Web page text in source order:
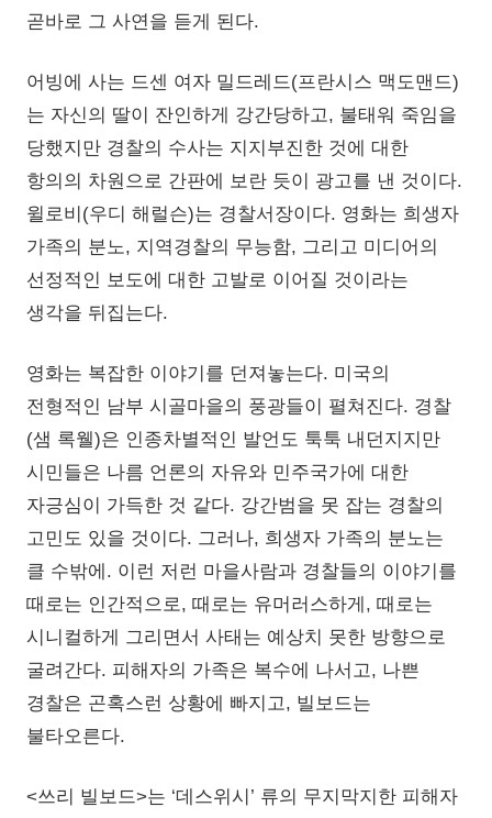
곧바로 그 사연을 듣게 된다.
어빙에 사는 드센 여자 밀드레드(프란시스 맥도맨드)
는 자신의 딸이 잔인하게 강간당하고, 불태워 죽임을
당했지만 경찰의 수사는 지지부진한 것에 대한
항의의 차원으로 간판에 보란 듯이 광고를 낸 것이다.
윌로비(우디 해럴슨)는 경찰서장이다. 영화는 희생자
가족의 분노, 지역경찰의 무능함, 그리고 미디어의
선정적인 보도에 대한 고발로 이어질 것이라는
생각을 뒤집는다.
영화는 복잡한 이야기를 던져놓는다. 미국의
전형적인 남부 시골마을의 풍광들이 펼쳐진다. 경찰
(샘 록웰)은 인종차별적인 발언도 툭툭 내던지지만
시민들은 나름 언론의 자유와 민주국가에 대한
자긍심이 가득한 것 같다. 강간범을 못 잡는 경찰의
고민도 있을 것이다. 그러나, 희생자 가족의 분노는
클 수밖에. 이런 저런 마을사람과 경찰들의 이야기를
때로는 인간적으로, 때로는 유머러스하게, 때로는
시니컬하게 그리면서 사태는 예상치 못한 방향으로
굴려간다. 피해자의 가족은 복수에 나서고, 나쁜
경찰은 곤혹스런 상황에 빠지고, 빌보드는
불타오른다.
<쓰리 빌보드>는 ‘데스위시’ 류의 무지막지한 피해자